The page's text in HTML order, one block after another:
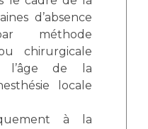
d’absence
méthode
chirurgicale
l’âge de la
locale
à la